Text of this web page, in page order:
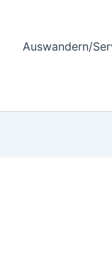
Auswandern/